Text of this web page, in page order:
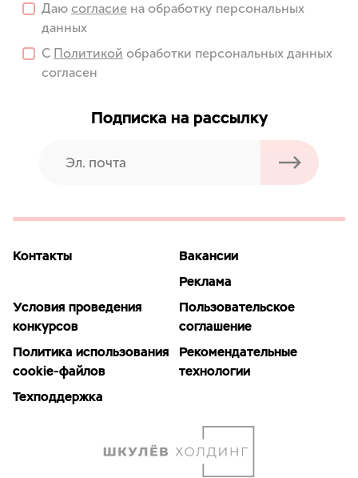
Даю согласие на обработку персональных
данных
С Политикой обработки персональных данных
согласен
Подписка на рассылку
Контакты
Вакансии
Реклама
Условия проведения
конкурсов
Пользовательское
соглашение
Политика использования
cookie-файлов
Рекомендательные
технологии
Техподдержка